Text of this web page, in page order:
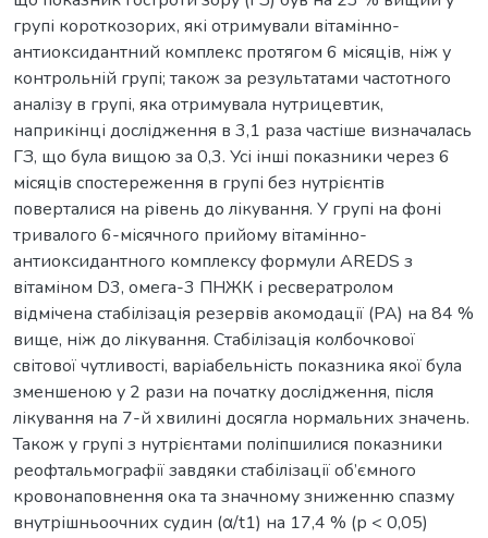
групі короткозорих, які отримували вітамінно-
антиоксидантний комплекс протягом 6 місяців, ніж у
контрольній групі; також за результатами частотного
аналізу в групі, яка отримувала нутрицевтик,
наприкінці дослідження в 3,1 раза частіше визначалась
ГЗ, що була вищою за 0,3. Усі інші показники через 6
місяців спостереження в групі без нутрієнтів
поверталися на рівень до лікування. У групі на фоні
тривалого 6-місячного прийому вітамінно-
антиоксидантного комплексу формули AREDS з
вітаміном D3, омега-3 ПНЖК і ресвератролом
відмічена стабілізація резервів акомодації (РА) на 84 %
вище, ніж до лікування. Стабілізація колбочкової
світової чутливості, варіабельність показника якої була
зменшеною у 2 рази на початку дослідження, після
лікування на 7-й хвилині досягла нормальних значень.
Також у групі з нутрієнтами поліпшилися показники
реофтальмографії завдяки стабілізації об’ємного
кровонаповнення ока та значному зниженню спазму
внутрішньоочних судин (α/t1) на 17,4 % (р < 0,05)